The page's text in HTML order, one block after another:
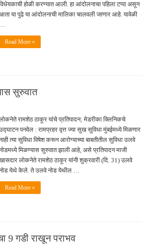
होळी करण्यात आली. हा आंदोलनाचा पहिला टप्पा असून
या पुढे या आंदोलनाची मालिका चालवली जाणार आहे. यावेळी
…
Read More »
सुरुवात
रामशेठ ठाकूर यांचे प्रतिपादन; मेडरीका क्लिनिकचे
पनवेल : रामप्रहर वृत्त ज्या सुख सुविधा मुंबईमध्ये मिळणार
त्या सुविधा विषेश करून आरोग्याच्या बाबतीतील सुविधा उलवे
मिळण्यास सुरुवात झाली आहे, असे प्रतिपादन माजी
लोकनेते रामशेठ ठाकूर यांनी शुक्रवारी (दि. 31) उलवे
येथे केले. ते उलवे नोड येथील …
Read More »
9 गडी राखून पराभव